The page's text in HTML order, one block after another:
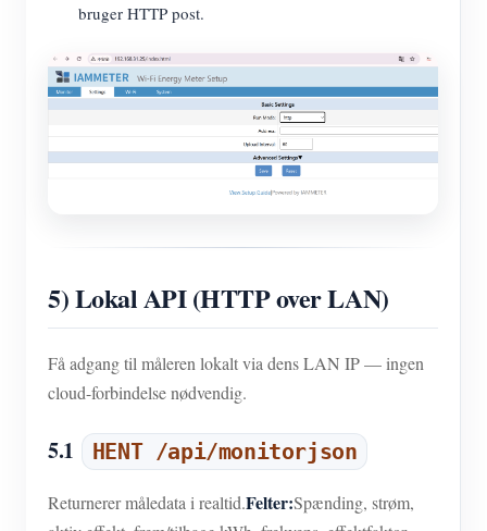
bruger HTTP post.
5) Lokal API (HTTP over LAN)
Få adgang til måleren lokalt via dens LAN IP — ingen
cloud-forbindelse nødvendig.
5.1 HENT /api/monitorjson
Returnerer måledata i realtid.Felter:Spænding, strøm,